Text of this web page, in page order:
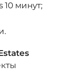
степень
10 минут;
.